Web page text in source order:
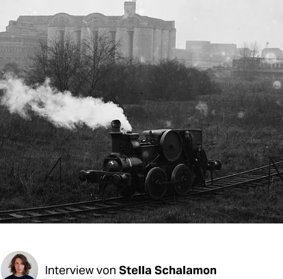
Interview von Stella Schalamon